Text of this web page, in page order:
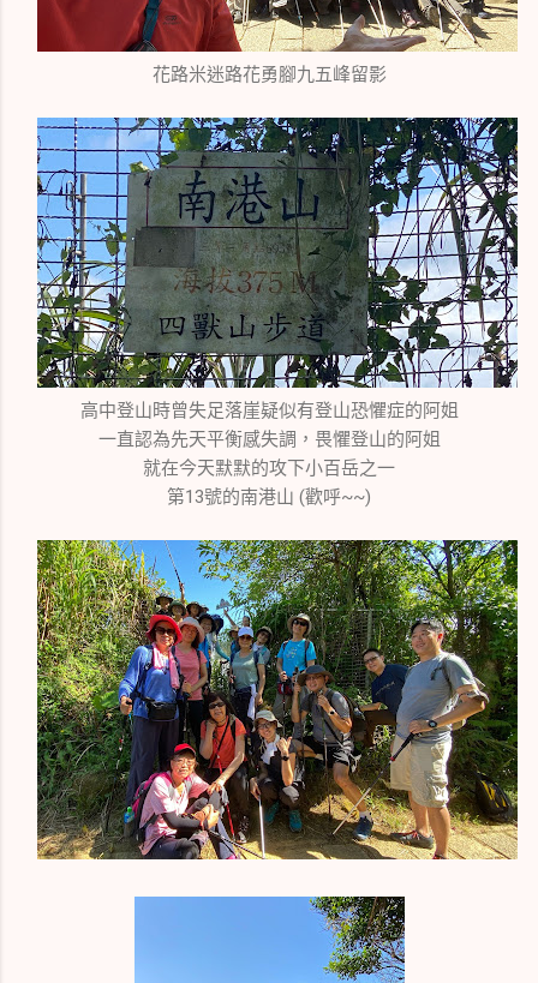
花路米迷路花勇腳九五峰留影
高中登山時曾失足落崖疑似有登山恐懼症的阿姐
一直認為先天平衡感失調，畏懼登山的阿姐
就在今天默默的攻下小百岳之一
第13號的南港山 (歡呼~~)